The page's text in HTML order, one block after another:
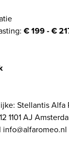
€ 199 - €
Stellantis Alfa
1101 AJ